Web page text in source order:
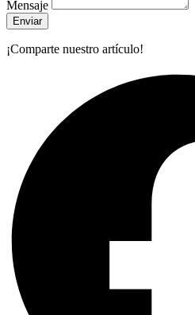
Mensaje
Enviar
¡Comparte nuestro artículo!